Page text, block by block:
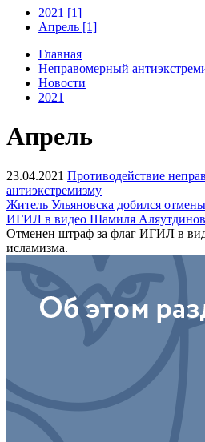
2021 [1]
Апрель [1]
Главная
Неправомерный
Новости
2021
Апрель
23.04.2021 Противодействие
антиэкстремизму
Житель Ульяновска добился
ИГИЛ в видео Шамиля
Отменен штраф за флаг ИГИЛ в
исламизма.